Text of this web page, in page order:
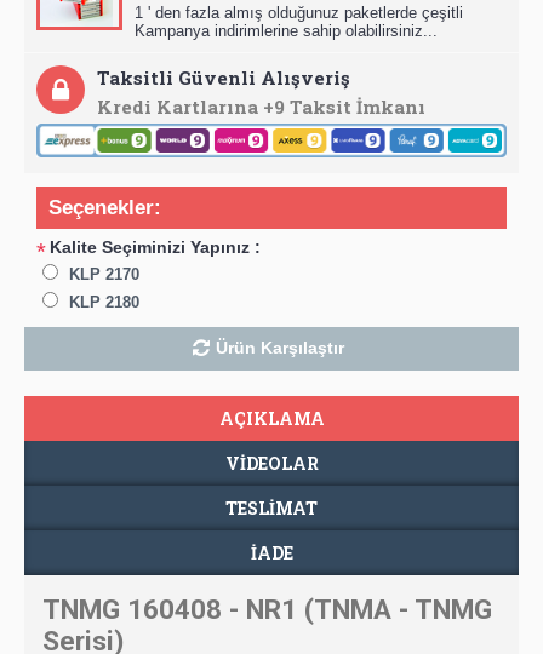
1 ' den fazla almış olduğunuz paketlerde çeşitli
Kampanya indirimlerine sahip olabilirsiniz...
Taksitli Güvenli Alışveriş
Kredi Kartlarına +9 Taksit İmkanı
Seçenekler:
* Kalite Seçiminizi Yapınız :
KLP 2170
KLP 2180
Ürün Karşılaştır
AÇIKLAMA
VIDEOLAR
TESLIMAT
İADE
TNMG 160408 - NR1 (TNMA - TNMG
Serisi)